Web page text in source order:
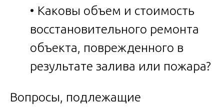
• Каковы объем и стоимость
восстановительного ремонта
объекта, поврежденного в
результате залива или пожара?
Вопросы, подлежащие